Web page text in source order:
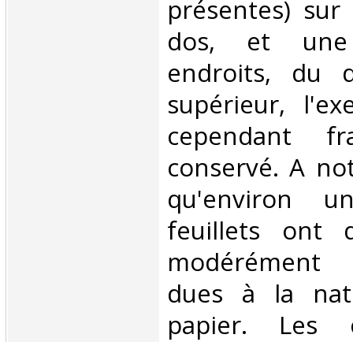
présentes)
dos, et
endroits, du
supérieur,
cependant
conservé. A
qu'environ
feuillets ont
dues à la
papier. Les